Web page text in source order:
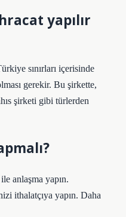
yapılır
sınırları içerisinde
gerekir. Bu şirkette,
şirketi gibi türlerden
anlaşma yapın.
ithalatçıya yapın. Daha